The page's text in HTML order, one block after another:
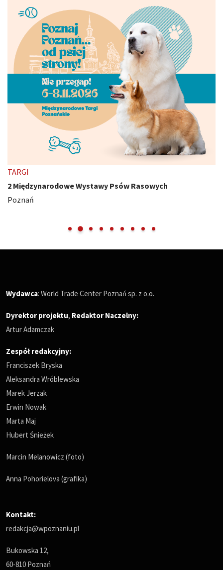
TARGI
2 Międzynarodowe Wystawy Psów Rasowych
Poznań
Wydawca: World Trade Center Poznań sp. z o.o.
Dyrektor projektu, Redaktor Naczelny:
Artur Adamczak
Zespół redakcyjny:
Franciszek Bryska
Aleksandra Wróblewska
Marek Jerzak
Erwin Nowak
Marta Maj
Hubert Śnieżek
Marcin Melanowicz (foto)
Anna Pohorielova (grafika)
Kontakt:
redakcja@wpoznaniu.pl
Bukowska 12,
60-810 Poznań